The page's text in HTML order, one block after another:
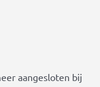
aangesloten bij